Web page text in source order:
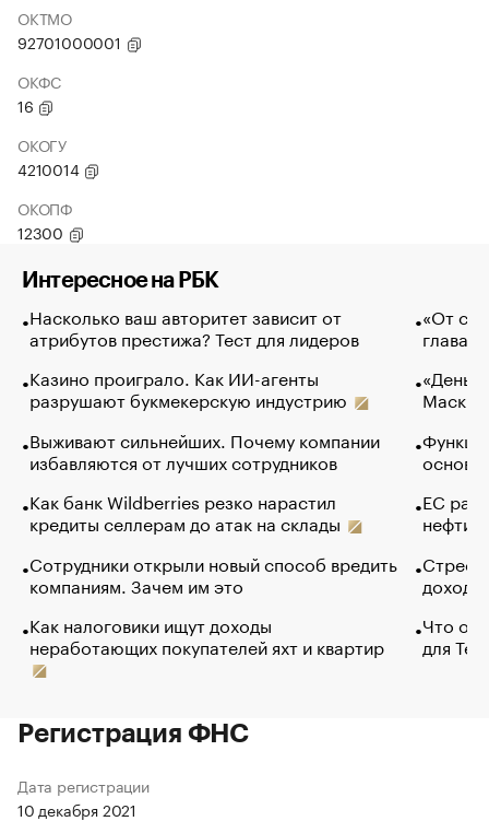
ОКТМО
92701000001
ОКФС
16
ОКОГУ
4210014
ОКОПФ
12300
Интересное на РБК
Насколько ваш авторитет зависит от
атрибутов престижа? Тест для лидеров
Казино проиграло. Как ИИ-агенты
разрушают букмекерскую индустрию
Выживают сильнейших. Почему компании
избавляются от лучших сотрудников
Как банк Wildberries резко нарастил
кредиты селлерам до атак на склады
Сотрудники открыли новый способ вредить
компаниям. Зачем им это
Как налоговики ищут доходы
неработающих покупателей яхт и квартир
«От
глава
Маск в
основ
ЕС
нефти
Что
для
Регистрация ФНС
Дата регистрации
10 декабря 2021